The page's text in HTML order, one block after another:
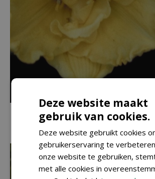
Daglelie
Hemerocallis 'Betty Woods'
Deze website maakt
gebruik van cookies.
Deze website gebruikt cookies
gebruikerservaring te
onze website te gebruiken,
met alle cookies in